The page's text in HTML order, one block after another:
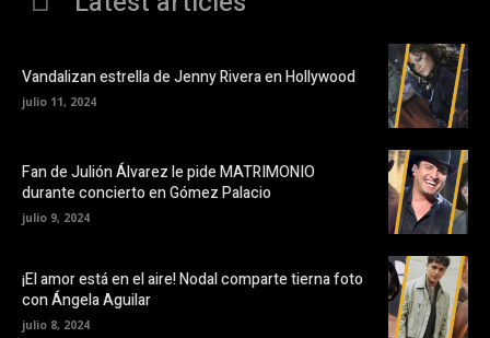
Vandalizan estrella de Jenny Rivera en Hollywood
julio 11, 2024
Fan de Julión Álvarez le pide MATRIMONIO
durante concierto en Gómez Palacio
julio 9, 2024
¡El amor está en el aire! Nodal comparte tierna foto
con Ángela Aguilar
julio 8, 2024